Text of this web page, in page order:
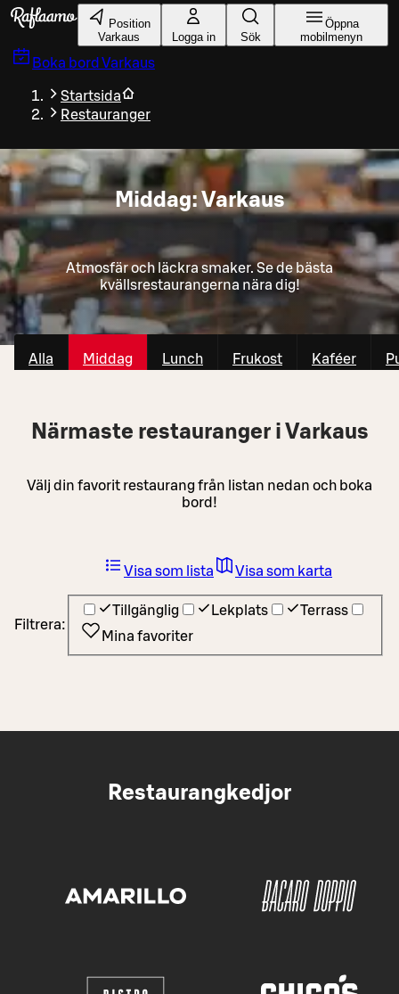
Gå till huvudinnehållet
Position
Varkaus
Logga in Sök
Öppna
mobilmenyn
Boka bord Varkaus
Startsida
Restauranger
Middag: Varkaus
Atmosfär och läckra smaker. Se de bästa
kvällsrestaurangerna nära dig!
Alla Middag Lunch Frukost Kaféer
Närmaste restauranger i Varkaus
Välj din favorit restaurang från listan nedan och boka
bord!
Filtrera:
Tillgänglig Lekplats
Terrass
Mina favoriter
Visa som lista Visa som karta
Restaurangkedjor